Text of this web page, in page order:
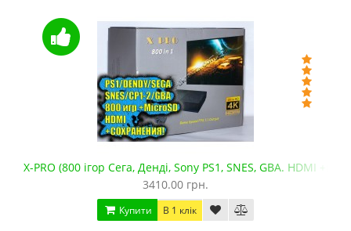
X-PRO (800 ігор Сега, Денді, Sony PS1, SNES, GBA. HDMI
3410.00 грн.
Купити В 1 клік